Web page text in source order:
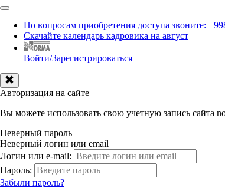
По вопросам приобретения доступа звоните:
Скачайте календарь кадровика на август
Войти/Зарегистрироваться
Авторизация на сайте
Вы можете использовать свою учетную запись сайта
Неверный пароль
Неверный логин или email
Логин или e-mail:
Пароль:
Забыли пароль?